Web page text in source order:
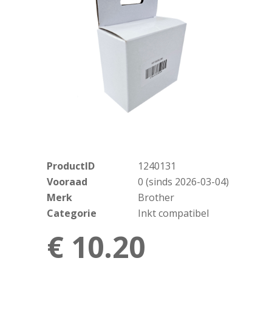
ProductID
1240131
Vooraad
0 (sinds 2026-03-04)
Merk
Brother
Categorie
Inkt compatibel
€ 10.20